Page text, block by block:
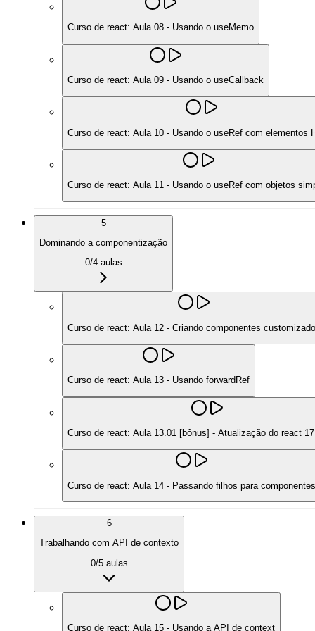
Curso de react: Aula 08 - Usando o useMemo
Curso de react: Aula 09 - Usando o useCallback
Curso de react: Aula 10 - Usando o useRef com elementos
Curso de react: Aula 11 - Usando o useRef com objetos
5
Dominando a componentização
0/4aulas
Curso de react: Aula 12 - Criando componentes
Curso de react: Aula 13 - Usando forwardRef
Curso de react: Aula 13.01 [bônus] - Atualização do react
Curso de react: Aula 14 - Passando filhos para componentes
6
Trabalhando com API de contexto
0/5aulas
Curso de react: Aula 15 - Usando a API de context